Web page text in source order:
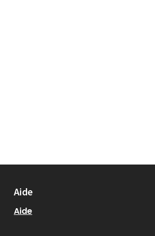
Aide
Aide